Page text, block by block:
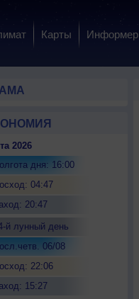
Карты Информер
2026
дня: 16:00
04:47
20:47
й лунный день
06/08
22:06
15:27